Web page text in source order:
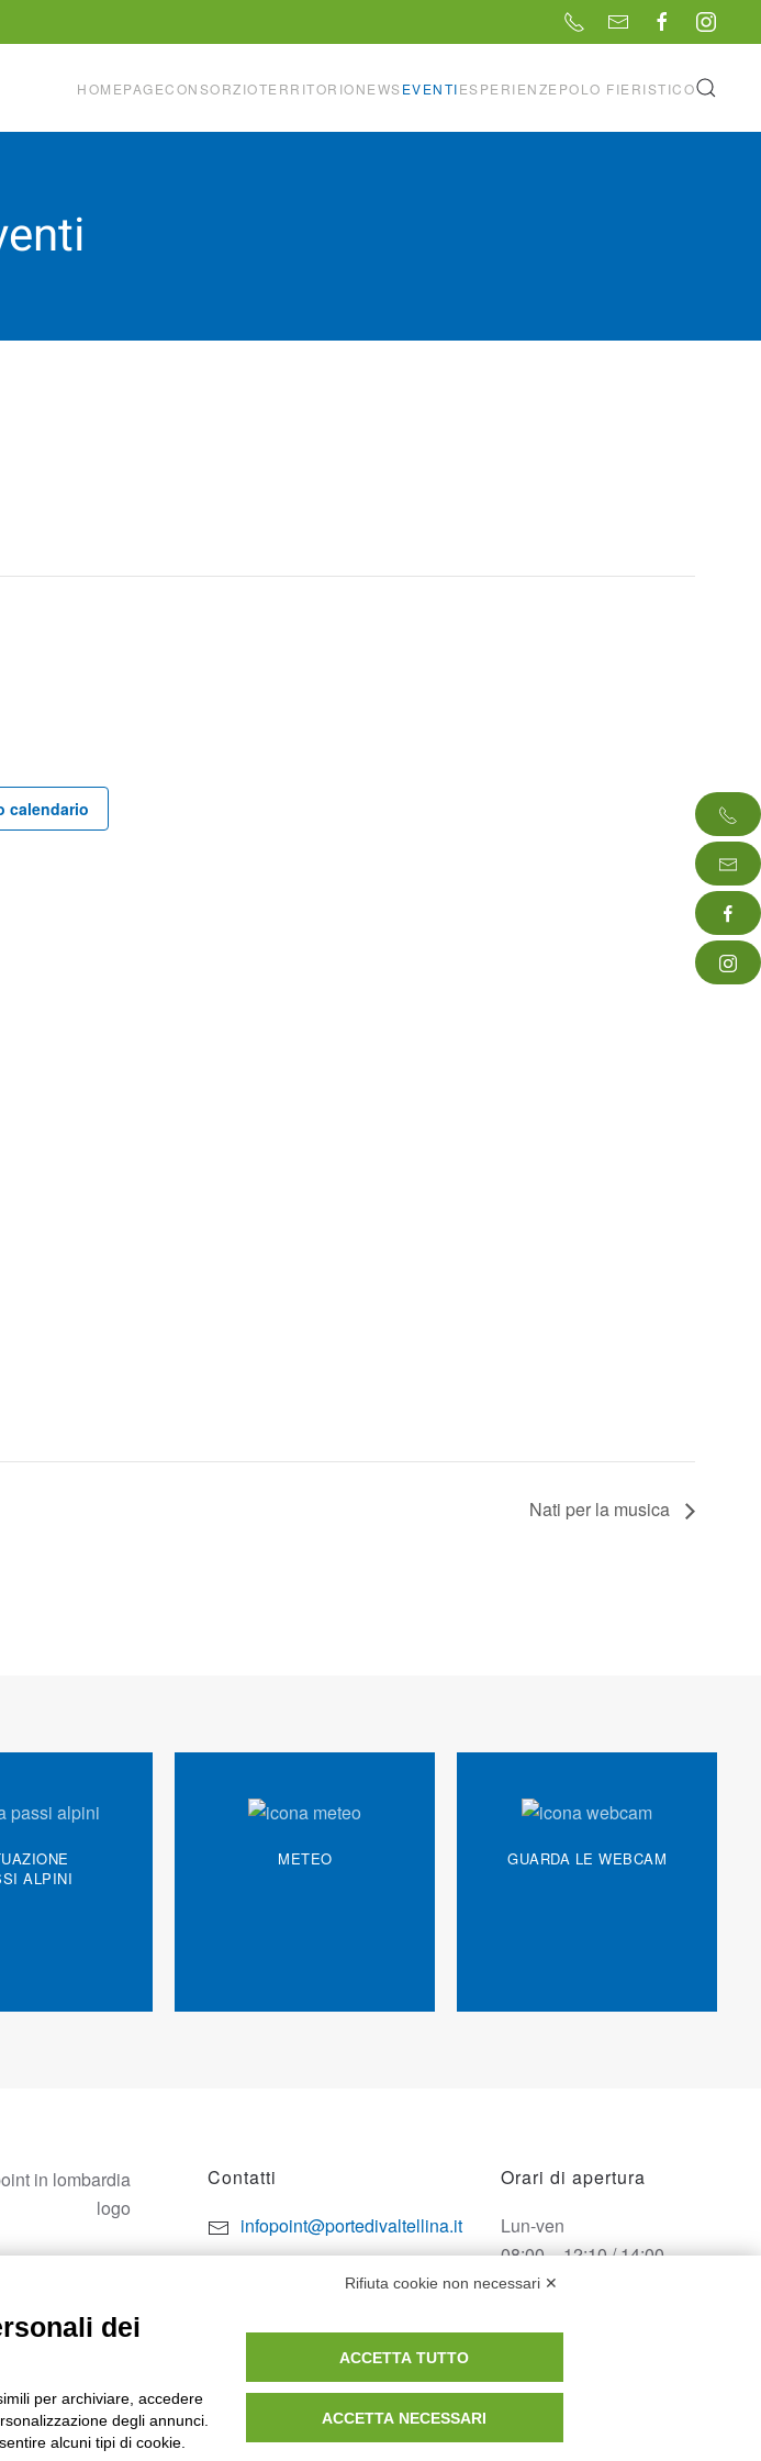
HOMEPAGECONSORZIOTERRITORIONEWSEVENTIESPERIENZE POLO FIERISTICO
calendario
Nati per la musica
ALPINI
METEO GUARDA LE WEBCAM
Contatti
infopoint@portedivaltellina.it
Orari di apertura
Lun-ven
08:00 – 12:10 / 14:00 –
18:10
Sabato
Rifiuta cookie non necessari ✕
dei
per archiviare, accedere
degli annunci.
alcuni tipi di cookie.
ACCETTA TUTTO
ACCETTA NECESSARI